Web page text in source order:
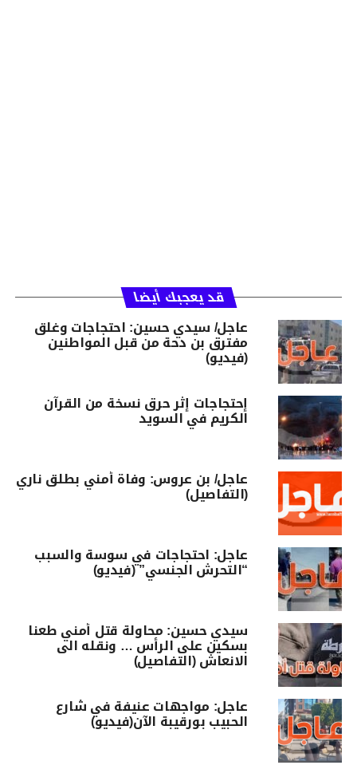
قد يعجبك أيضا
عاجل/ سيدي حسين: احتجاجات وغلق
مفترق بن دحة من قبل المواطنين
(فيديو)
إحتجاجات إثر حرق نسخة من القرآن
الكريم في السويد
عاجل/ بن عروس: وفاة أمني بطلق ناري
(التفاصيل)
عاجل: احتجاجات في سوسة والسبب
“التحرش الجنسي” (فيديو)
سيدي حسين: محاولة قتل أمني طعنا
بسكين على الرأس … ونقله الى
الانعاش (التفاصيل)
عاجل: مواجهات عنيفة في شارع
الحبيب بورقيبة الآن(فيديو)